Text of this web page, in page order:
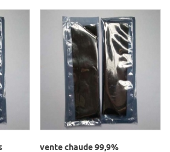
vente chaude 99,9%